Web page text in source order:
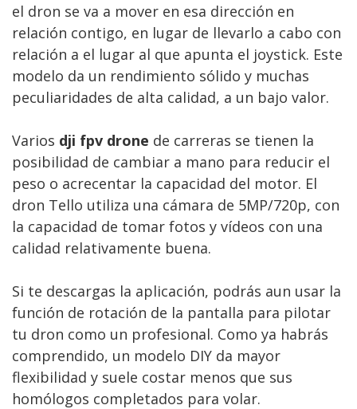
el dron se va a mover en esa dirección en
relación contigo, en lugar de llevarlo a cabo con
relación a el lugar al que apunta el joystick. Este
modelo da un rendimiento sólido y muchas
peculiaridades de alta calidad, a un bajo valor.
Varios dji fpv drone de carreras se tienen la
posibilidad de cambiar a mano para reducir el
peso o acrecentar la capacidad del motor. El
dron Tello utiliza una cámara de 5MP/720p, con
la capacidad de tomar fotos y vídeos con una
calidad relativamente buena.
Si te descargas la aplicación, podrás aun usar la
función de rotación de la pantalla para pilotar
tu dron como un profesional. Como ya habrás
comprendido, un modelo DIY da mayor
flexibilidad y suele costar menos que sus
homólogos completados para volar.